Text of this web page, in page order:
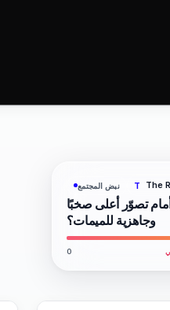
نبض المجتمع T The
أمام تصوّر أعلى صخبًا
وجاهزية للميمات؟
0